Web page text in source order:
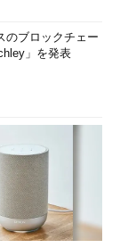
のブロックチェー
」を発表